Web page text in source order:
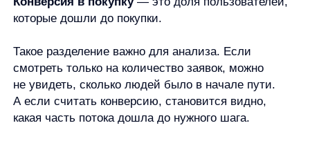
Причину нужно проверять отдельно.
Как правильно понимать показатель
конверсии
Конверсию нельзя оценивать без контекста. Один
и тот же процент может означать разные вещи для
разных каналов, продуктов и этапов воронки.